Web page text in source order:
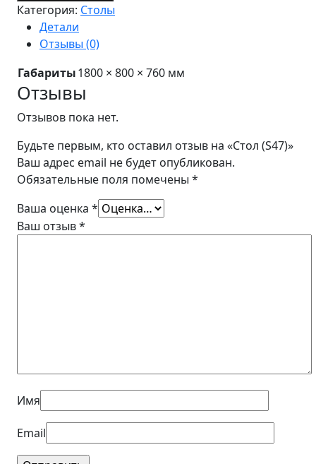
Категория: Столы
Детали
Отзывы (0)
Габариты1800 × 800 × 760 мм
Отзывы
Отзывов пока нет.
Будьте первым, кто оставил отзыв на «Стол (S47)»
Ваш адрес email не будет опубликован.
Обязательные поля помечены *
Ваша оценка *
Ваш отзыв*
Имя
Email